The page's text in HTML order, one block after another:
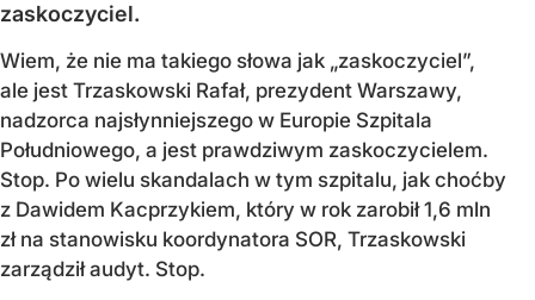
zaskoczyciel.
Wiem, że nie ma takiego słowa jak „zaskoczyciel”,
ale jest Trzaskowski Rafał, prezydent Warszawy,
nadzorca najsłynniejszego w Europie Szpitala
Południowego, a jest prawdziwym zaskoczycielem.
Stop. Po wielu skandalach w tym szpitalu, jak choćby
z Dawidem Kacprzykiem, który w rok zarobił 1,6 mln
zł na stanowisku koordynatora SOR, Trzaskowski
zarządził audyt. Stop.